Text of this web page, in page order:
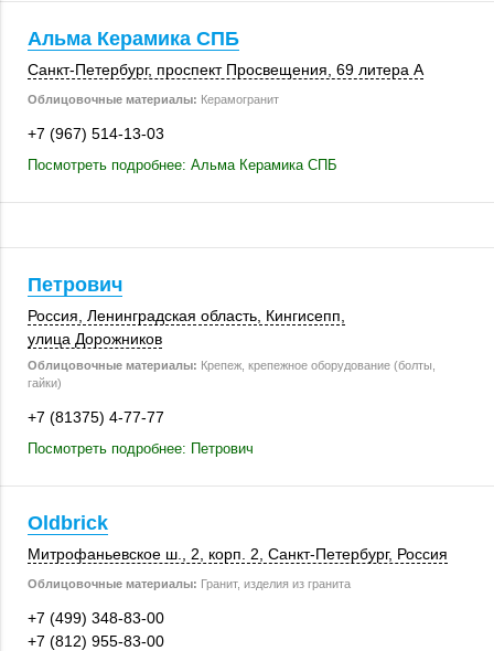
Альма Керамика СПБ
Санкт-Петербург, проспект Просвещения, 69 литера А
Облицовочные материалы: Керамогранит
+7 (967) 514-13-03
Посмотреть подробнее: Альма Керамика СПБ
Петрович
Россия , Ленинградская область, Кингисепп
улица Дорожников
Облицовочные материалы: Крепеж, крепежное оборудование (болты,
гайки)
+7 (81375) 4-77-77
Посмотреть подробнее: Петрович
Oldbrick
Митрофаньевское ш., 2, корп. 2 Санкт-Петербург, Россия
Облицовочные материалы: Гранит, изделия из гранита
+7 (499) 348-83-00
+7 (812) 955-83-00